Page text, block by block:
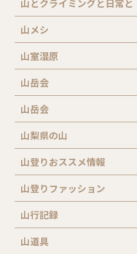
山とクライミングと日常と
山メシ
山室湿原
山岳会
山岳会
山梨県の山
山登りおススメ情報
山登りファッション
山行記録
山道具